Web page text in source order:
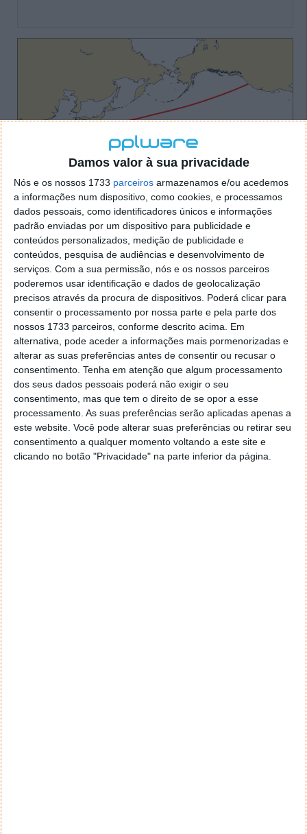
Damos valor à sua privacidade
Nós e os nossos 1733 parceiros armazenamos e/ou acedemos
a informações num dispositivo, como cookies, e processamos
dados pessoais, como identificadores únicos e informações
padrão enviadas por um dispositivo para publicidade e
conteúdos personalizados, medição de publicidade e
conteúdos, pesquisa de audiências e desenvolvimento de
serviços. Com a sua permissão, nós e os nossos parceiros
poderemos usar identificação e dados de geolocalização
precisos através da procura de dispositivos. Poderá clicar para
consentir o processamento por nossa parte e pela parte dos
nossos 1733 parceiros, conforme descrito acima. Em
alternativa, pode aceder a informações mais pormenorizadas e
alterar as suas preferências antes de consentir ou recusar o
consentimento. Tenha em atenção que algum processamento
dos seus dados pessoais poderá não exigir o seu
consentimento, mas que tem o direito de se opor a esse
processamento. As suas preferências serão aplicadas apenas a
este website. Você pode alterar suas preferências ou retirar seu
consentimento a qualquer momento voltando a este site e
clicando no botão "Privacidade" na parte inferior da página.
Segundo o siteTeleGeography , ao todo são321
cabos que estão activos ou em implementação
Isto significa que cerca de 99% dos dados
internacionais fluem por esses cabos garantindo a
rápida comunicação das economias à escala mundial.
O site disponibiliza imagens em grande escala e
também umaversão interactiva(versão de 2016).
Os cabos submarinos são mais fiáveis que as
comunicações de dados por satélite e garantem
também uma maior largura de banda.
Portugal está também a estudar a viabilidade de
instalar um cabo eléctrico submarino entre
Portugal e Marrocoscom o objectivo de exportar a
energia em excesso a preços mais elevados.